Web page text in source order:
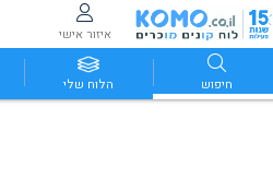
איזור אישי
חיפוש הלוח שלי